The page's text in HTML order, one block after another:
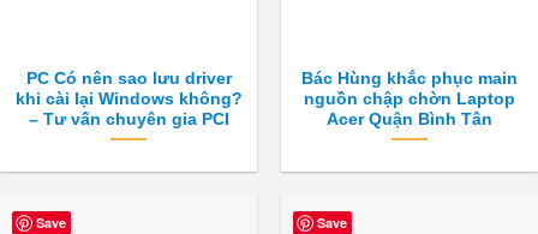
PC Có nên sao lưu driver
khi cài lại Windows không?
– Tư vấn chuyên gia PCI
Bác Hùng khắc phục main
nguồn chập chờn Laptop
Acer Quận Bình Tân
Save Save